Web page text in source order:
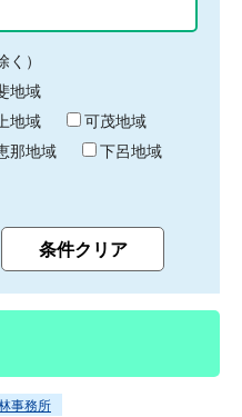
）
地域
地域
可茂地域
那地域
下呂地域
事務所